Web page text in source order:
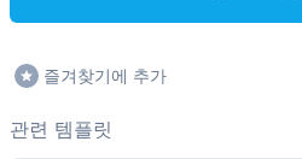
즐겨찾기에 추가
관련 템플릿